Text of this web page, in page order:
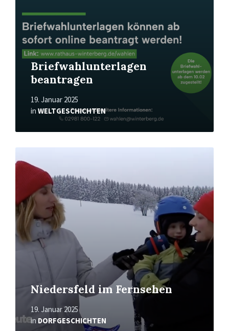
Briefwahlunterlagen
beantragen
19. Januar 2025
in WELTGESCHICHTEN
Niedersfeld im Fernsehen
19. Januar 2025
in DORFGESCHICHTEN
Mehr
erfahren